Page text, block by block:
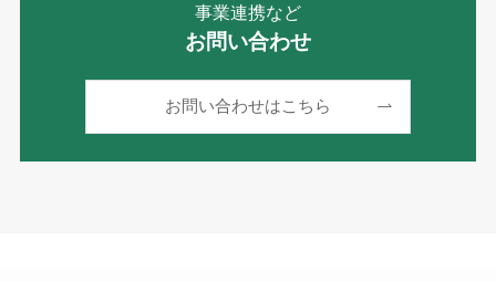
事業連携など
お問い合わせ
お問い合わせはこちら